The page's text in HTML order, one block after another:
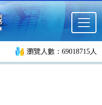
瀏覽人數：69018715人